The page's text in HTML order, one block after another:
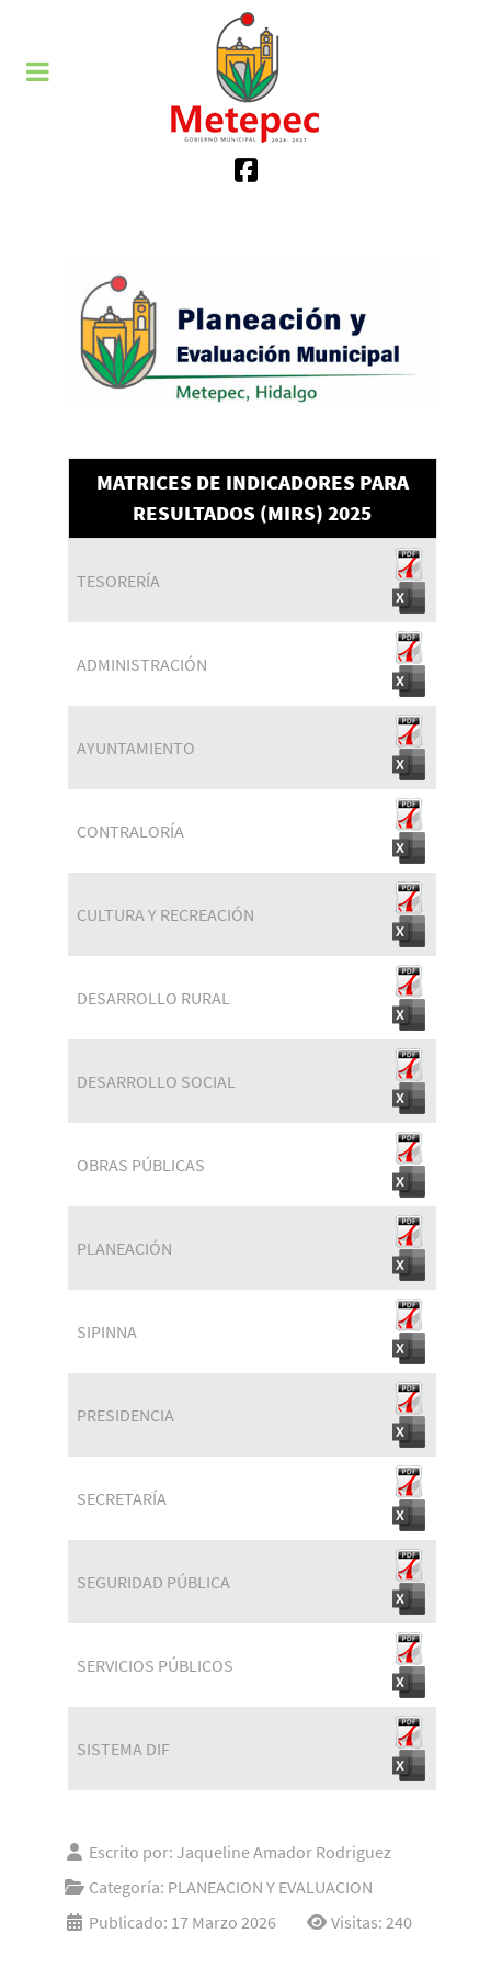
MATRICES DE INDICADORES PARA
RESULTADOS (MIRS) 2025
TESORERÍA
ADMINISTRACIÓN
AYUNTAMIENTO
CONTRALORÍA
CULTURA Y RECREACIÓN
DESARROLLO RURAL
DESARROLLO SOCIAL
OBRAS PÚBLICAS
PLANEACIÓN
SIPINNA
PRESIDENCIA
SECRETARÍA
SEGURIDAD PÚBLICA
SERVICIOS PÚBLICOS
SISTEMA DIF
Escrito por: Jaqueline Amador Rodriguez
Categoría: PLANEACION Y EVALUACION
Publicado: 17 Marzo 2026
Visitas: 240